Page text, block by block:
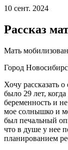
10 сент. 2024
Рассказ
Мать
Город
Хочу рассказать
было 29 лет,
беременность и
мое солнышко и
был печальный
что в душе у нее
планированием